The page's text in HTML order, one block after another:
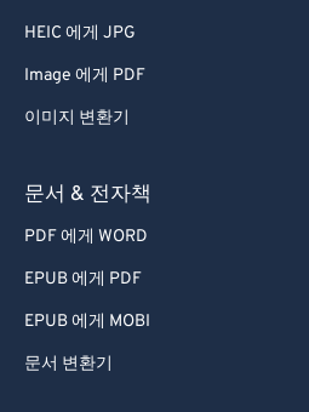
HEIC 에게 JPG
Image 에게 PDF
이미지 변환기
문서 & 전자책
PDF 에게 WORD
EPUB 에게 PDF
EPUB 에게 MOBI
문서 변환기